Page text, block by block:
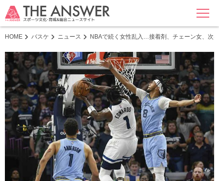
MENU
HOME バスケ ニュース NBAで続く女性乱入…接着剤、チェーン女、次